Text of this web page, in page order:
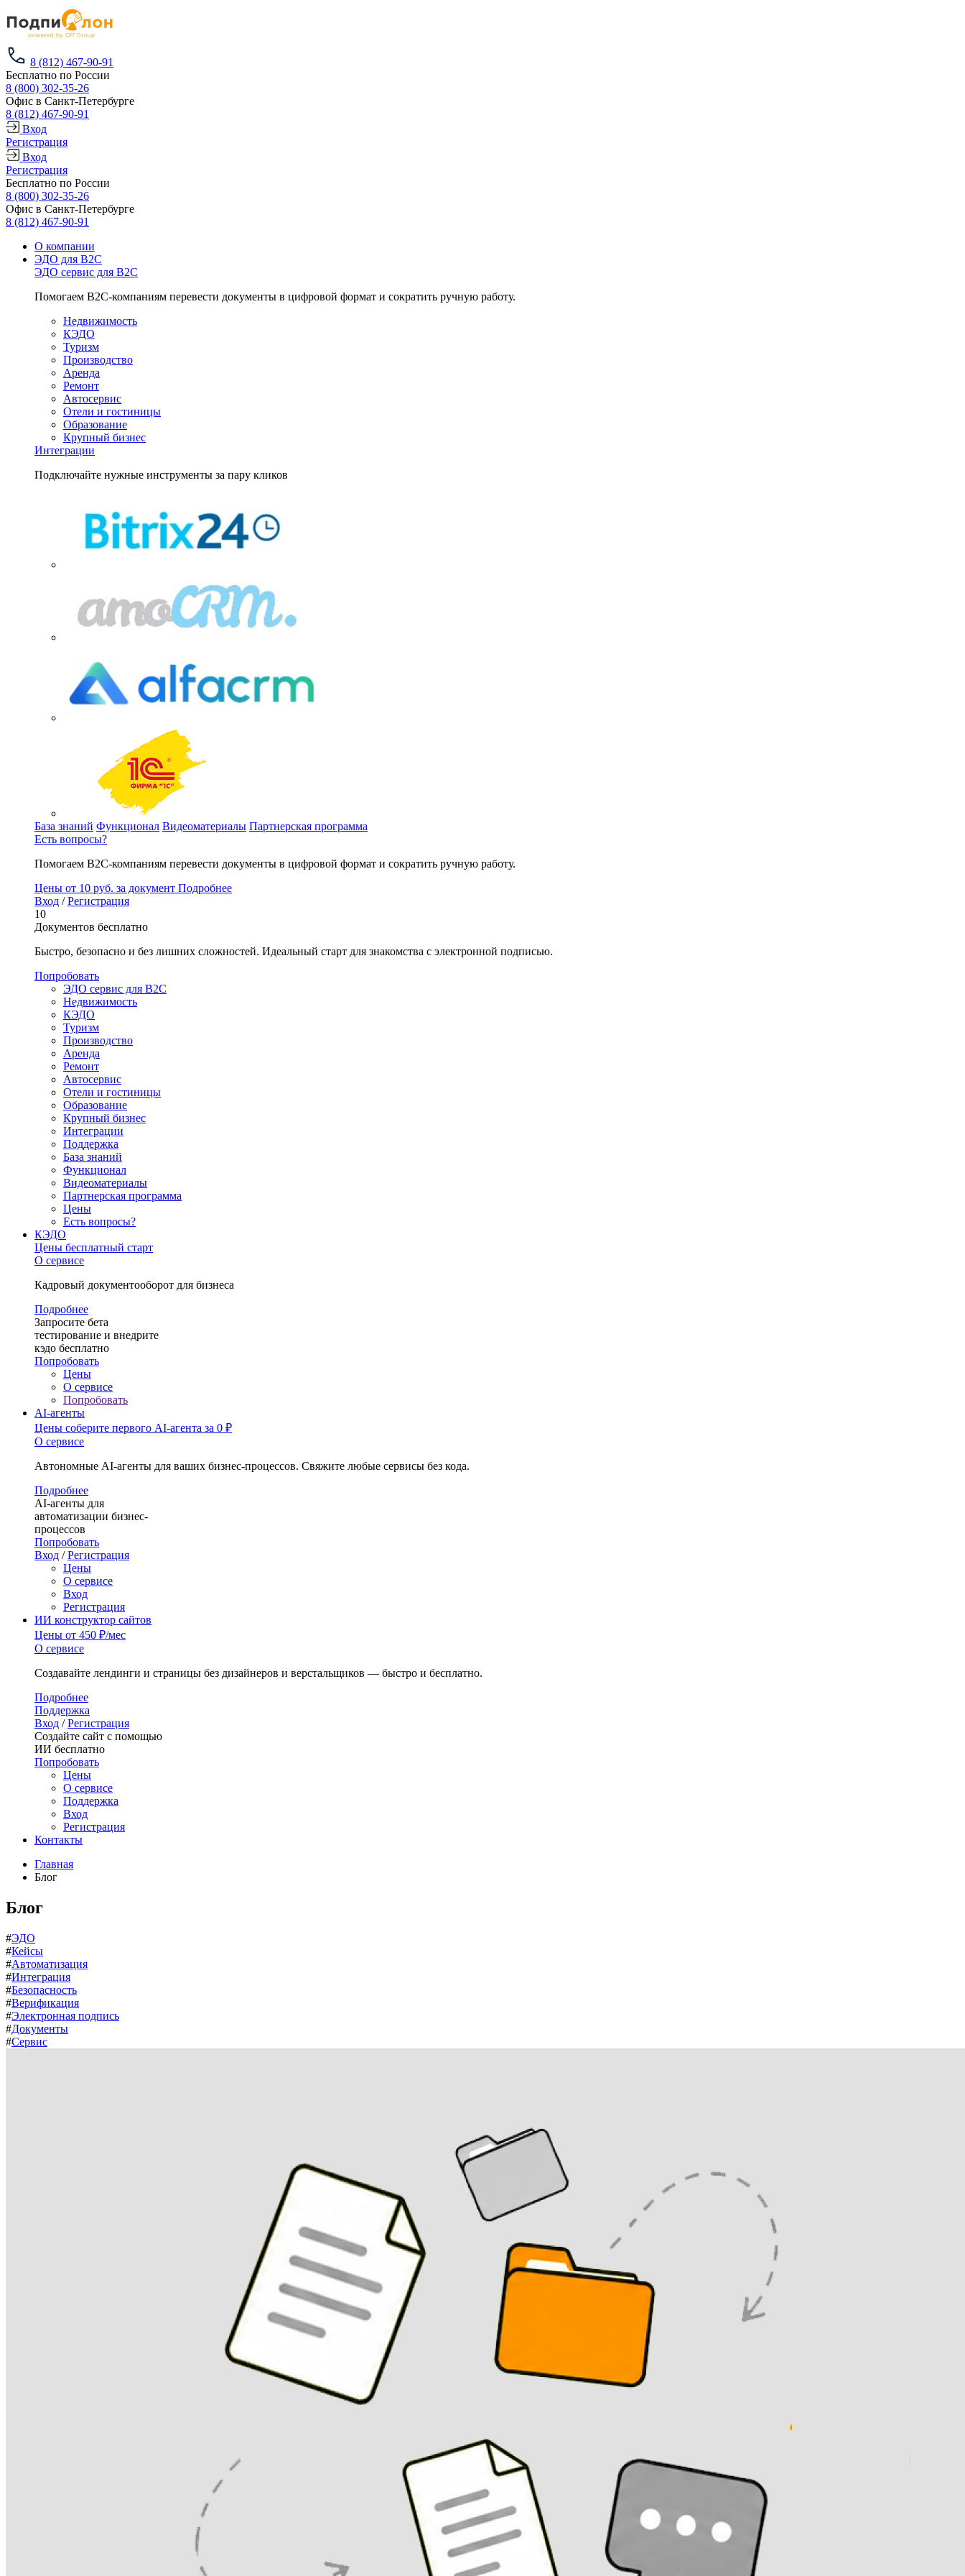
8 (812) 467-90-91
Бесплатно по России
8 (800) 302-35-26
Офис в Санкт-Петербурге
8 (812) 467-90-91
Вход
Регистрация
Вход
Регистрация
Бесплатно по России
8 (800) 302-35-26
Офис в Санкт-Петербурге
8 (812) 467-90-91
О компании
ЭДО для B2C
ЭДО сервис для B2C
Помогаем B2C-компаниям перевести документы в цифровой формат и сократить ручную работу.
Недвижимость
КЭДО
Туризм
Производство
Аренда
Ремонт
Автосервис
Отели и гостиницы
Образование
Крупный бизнес
Интеграции
Подключайте нужные инструменты за пару кликов
База знаний Функционал Видеоматериалы Партнерская программа
Есть вопросы?
Помогаем B2C-компаниям перевести документы в цифровой формат и сократить ручную работу.
Цены от 10 руб. за документ Подробнее
Вход / Регистрация
10
Документов бесплатно
Быстро, безопасно и без лишних сложностей. Идеальный старт для знакомства с электронной подписью.
Попробовать
ЭДО сервис для B2C
Недвижимость
КЭДО
Туризм
Производство
Аренда
Ремонт
Автосервис
Отели и гостиницы
Образование
Крупный бизнес
Интеграции
Поддержка
База знаний
Функционал
Видеоматериалы
Партнерская программа
Цены
Есть вопросы?
КЭДО
Цены бесплатный старт
О сервисе
Кадровый документооборот для бизнеса
Подробнее
Запросите бета
тестирование и внедрите
кэдо бесплатно
Попробовать
Цены
О сервисе
Попробовать
AI-агенты
Цены соберите первого AI-агента за 0 ₽
О сервисе
Автономные AI-агенты для ваших бизнес-процессов. Свяжите любые сервисы без кода.
Подробнее
AI-агенты для
автоматизации бизнес-
процессов
Попробовать
Вход / Регистрация
Цены
О сервисе
Вход
Регистрация
ИИ конструктор сайтов
Цены от 450 ₽/мес
О сервисе
Создавайте лендинги и страницы без дизайнеров и верстальщиков — быстро и бесплатно.
Подробнее
Поддержка
Вход / Регистрация
Создайте сайт с помощью
ИИ бесплатно
Попробовать
Цены
О сервисе
Поддержка
Вход
Регистрация
Контакты
Главная
Блог
Блог
#ЭДО
#Кейсы
#Автоматизация
#Интеграция
#Безопасность
#Верификация
#Электронная подпись
#Документы
#Сервис